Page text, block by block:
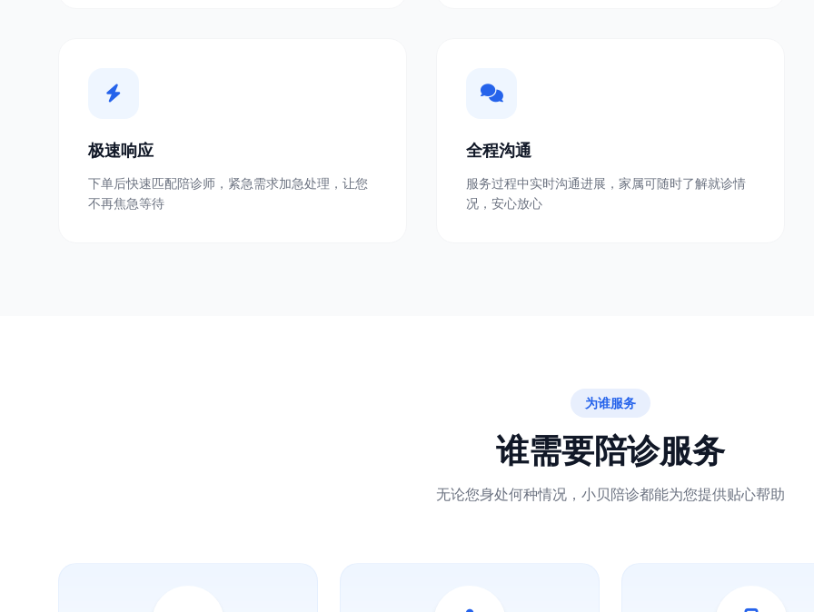
极速响应
下单后快速匹配陪诊师，紧急需求加急处理，让您
不再焦急等待
全程沟通
服务过程中实时沟通进展，家属可随时了解就诊情
况，安心放心
为谁服务
谁需要陪诊服务
无论您身处何种情况，小贝陪诊都能为您提供贴心帮助